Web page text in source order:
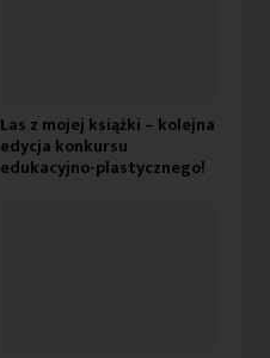
Las z mojej książki – kolejna
edycja konkursu
edukacyjno-plastycznego!